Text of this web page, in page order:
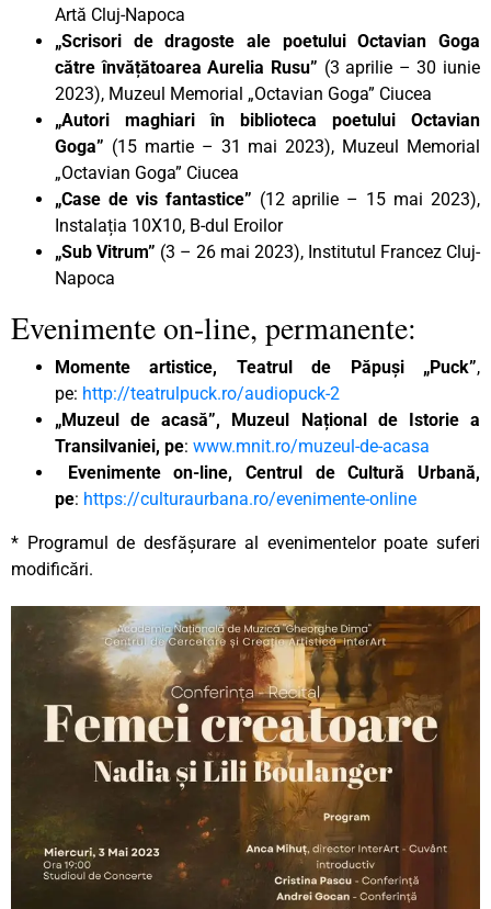
Artă Cluj-Napoca
„Scrisori de dragoste ale poetului Octavian Goga
către învățătoarea Aurelia Rusu” (3 aprilie – 30 iunie
2023), Muzeul Memorial „Octavian Goga” Ciucea
„Autori maghiari în biblioteca poetului Octavian
Goga” (15 martie – 31 mai 2023), Muzeul Memorial
„Octavian Goga” Ciucea
„Case de vis fantastice” (12 aprilie – 15 mai 2023),
Instalația 10X10, B-dul Eroilor
„Sub Vitrum” (3 – 26 mai 2023), Institutul Francez Cluj-
Napoca
Evenimente on-line, permanente:
Momente artistice, Teatrul de Păpuși „Puck”,
pe: http://teatrulpuck.ro/audiopuck-2
„Muzeul de acasă”, Muzeul Național de Istorie a
Transilvaniei, pe: www.mnit.ro/muzeul-de-acasa
Evenimente on-line, Centrul de Cultură Urbană,
pe: https://culturaurbana.ro/evenimente-online
* Programul de desfășurare al evenimentelor poate suferi
modificări.